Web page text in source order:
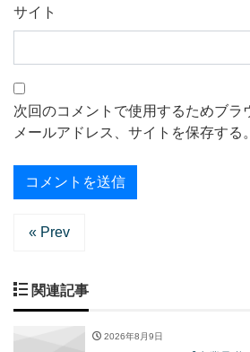
サイト
次回のコメントで使用するためブラ
メールアドレス、サイトを保存する。
« Prev
関連記事
2026年8月9日